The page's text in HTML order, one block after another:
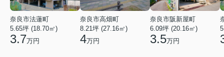
奈良市法蓮町
5.65坪 (18.70㎡)
3.7万円
奈良市高畑町
8.21坪 (27.16㎡)
4万円
奈良市阪新屋町
6.09坪 (20.16㎡)
3.5万円